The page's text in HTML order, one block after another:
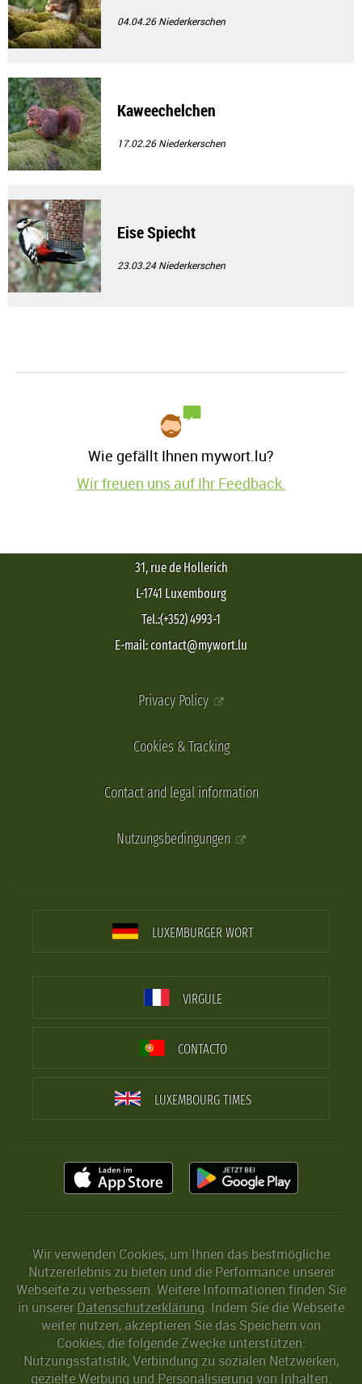
04.04.26Niederkerschen
Kaweechelchen
17.02.26Niederkerschen
Eise Spiecht
23.03.24Niederkerschen
Wie gefällt Ihnen mywort.lu?
Wir freuen uns auf Ihr Feedback.
31, rue de Hollerich
L-1741 Luxembourg
Tel.:(+352) 4993-1
E-mail: contact@mywort.lu
Privacy Policy
Cookies & Tracking
Contact and legal information
Nutzungsbedingungen
LUXEMBURGER WORT
VIRGULE
CONTACTO
LUXEMBOURG TIMES
Wir verwenden Cookies, um Ihnen das bestmögliche
Nutzererlebnis zu bieten und die Performance unserer
Webseite zu verbessern. Weitere Informationen finden Sie
in unserer Datenschutzerklärung. Indem Sie die Webseite
weiter nutzen, akzeptieren Sie das Speichern von
Cookies, die folgende Zwecke unterstützen:
Nutzungsstatistik, Verbindung zu sozialen Netzwerken,
gezielte Werbung und Personalisierung von Inhalten.